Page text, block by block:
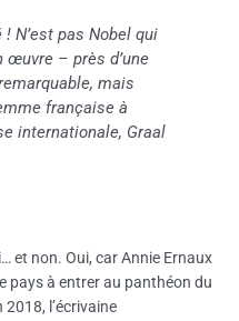
N’est pas Nobel qui
œuvre – près d’une
mais
française à
internationale, Graal
et non. Oui, car Annie Ernaux
pays à entrer au panthéon du
2018, l’écrivaine